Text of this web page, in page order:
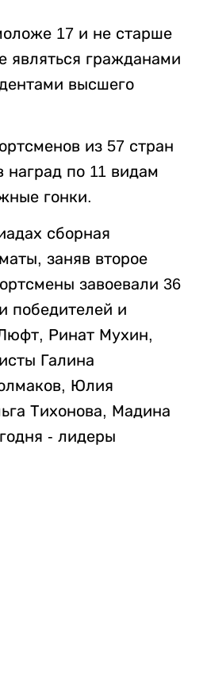
17 и не старше
являться гражданами
высшего
из 57 стран
наград по 11 видам
гонки.
сборная
заняв второе
завоевали 36
победителей и
Ринат Мухин,
Галина
Юлия
Тихонова, Мадина
- лидеры